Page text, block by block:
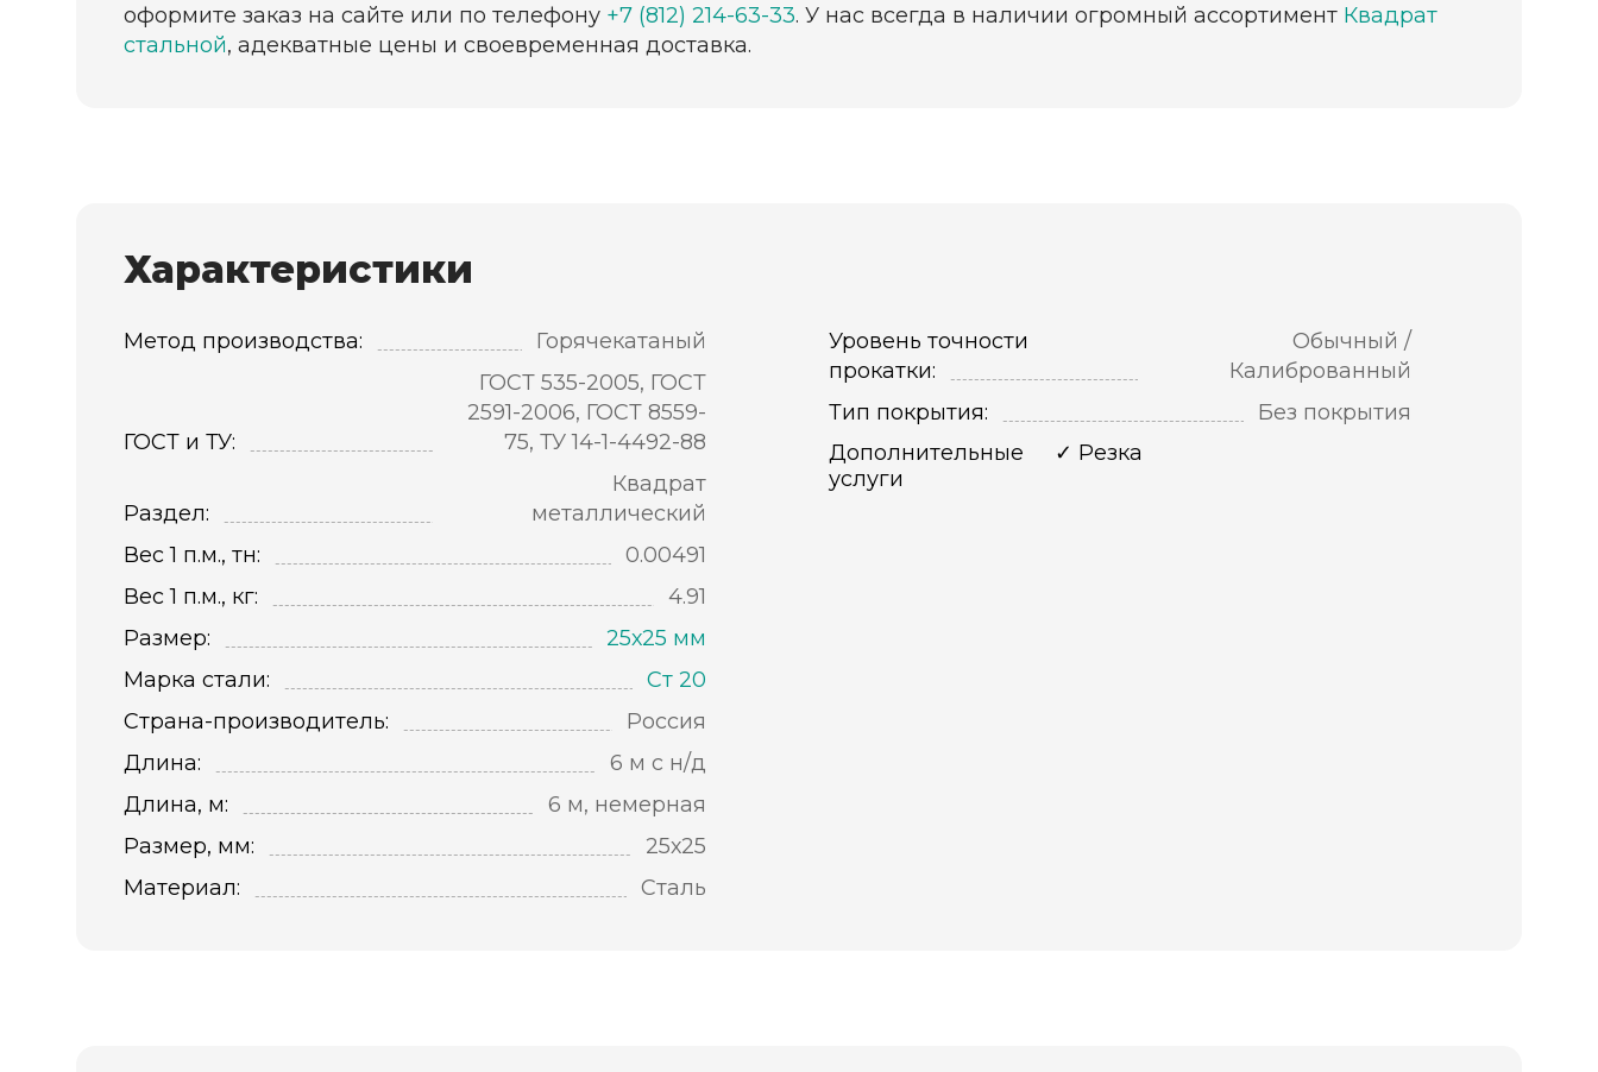
оформите заказ на сайте или по телефону +7 (812) 214-63-33. У нас всегда в наличии огромный ассортимент Квадрат
стальной, адекватные цены и своевременная доставка.
Характеристики
Метод производства: Горячекатаный
ГОСТ и ТУ:
ГОСТ 535-2005, ГОСТ
2591-2006, ГОСТ 8559-
75, ТУ 14-1-4492-88
Раздел:
Квадрат
металлический
Вес 1 п.м., тн:
0.00491
Вес 1 п.м., кг:
4.91
Размер:
25х25 мм
Марка стали:
Ст 20
Страна-производитель:
Россия
Длина:
6 м с н/д
Длина, м:
6 м, немерная
Размер, мм:
25х25
Материал:
Сталь
Уровень точности
прокатки:
Обычный /
Калиброванный
Тип покрытия:
Без покрытия
Дополнительные
услуги
Резка